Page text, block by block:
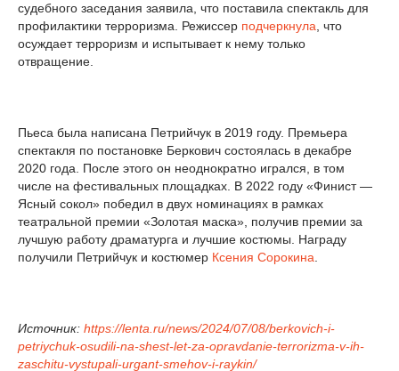
судебного заседания заявила, что поставила спектакль для
профилактики терроризма. Режиссер подчеркнула , что
осуждает терроризм и испытывает к нему только
отвращение.
Пьеса была написана Петрийчук в 2019 году. Премьера
спектакля по постановке Беркович состоялась в декабре
2020 года. После этого он неоднократно игрался, в том
числе на фестивальных площадках. В 2022 году «Финист —
Ясный сокол» победил в двух номинациях в рамках
театральной премии «Золотая маска», получив премии за
лучшую работу драматурга и лучшие костюмы. Награду
получили Петрийчук и костюмер Ксения Сорокина
Источник: https://lenta.ru/news/2024/07/08/berkovich-i-
petriychuk-osudili-na-shest-let-za-opravdanie-terrorizma-v-ih-
zaschitu-vystupali-urgant-smehov-i-raykin/